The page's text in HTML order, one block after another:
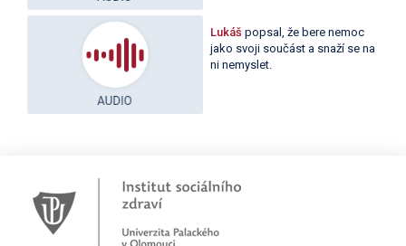
Lukáš popsal, že bere nemoc
jako svoji součást a snaží se na
ni nemyslet.